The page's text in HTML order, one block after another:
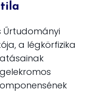
Űrtudományi
a légkörfizika